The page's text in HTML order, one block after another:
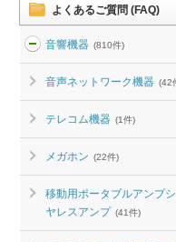
よくあるご質問 (FAQ)
音響機器 (810件)
音声ネットワーク機器 (42
テレコム機器 (1件)
メガホン (22件)
移動用ポータブルアンプ
ヤレスアンプ (41件)